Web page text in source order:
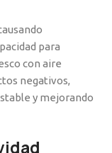
para
con aire
negativos,
y mejorando